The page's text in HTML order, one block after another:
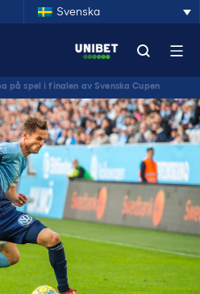
Svenska
på spel i finalen av Svenska Cupen